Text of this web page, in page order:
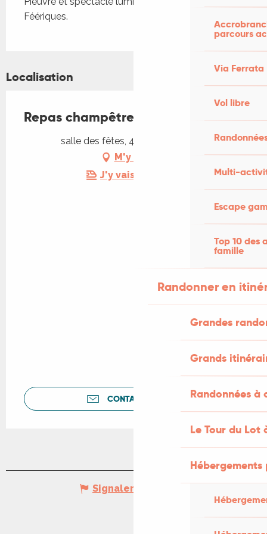
parcours
Via Ferrata
Vol libre
Multi-
Escape
Top 10 des
famille
Randonner en
Grandes
Grands
Randonnées
Le Tour du Lot
Féériques.
Localisation
Repas champêtre
salle des fêtes, 46090 Le Montat
M'y rendre
J'y vais en train !
CONTACTEZ-NOUS
Signaler une erreur